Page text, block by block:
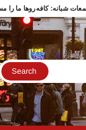
در تجمعات شبانه: